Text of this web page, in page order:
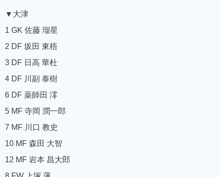
▼大津
1 GK 佐藤 瑠星
2 DF 坂田 東梧
3 DF 日高 華杜
4 DF 川副 泰樹
6 DF 薬師田 澪
5 MF 寺岡 潤一郎
7 MF 川口 教史
10 MF 森田 大智
12 MF 岩本 昌大郎